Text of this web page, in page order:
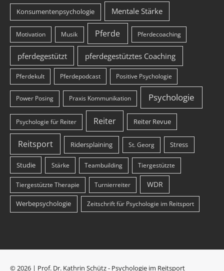
Konsumentenpsychologie Mentale Stärke
Motivation Musik Pferde Pferdecoaching
pferdegestützt pferdegestütztes Coaching
Pferdekult Pferdepodcast Positive Psychologie
Power Posing Praxis Kommunikation Psychologie
Psychologie für Reiter Reiter Reiter Revue
Reitsport Ridersplaining St. Georg Stress
Studie Stärke Teambuilding Tiergestützte
Tiergestützte Therapie Turnierreiter WDR
Werbepsychologie Zeitschrift für Psychologie im Reitsport
© 2026 | Prof. Dr. Kathrin Schütz - Psychologie im Reitsport